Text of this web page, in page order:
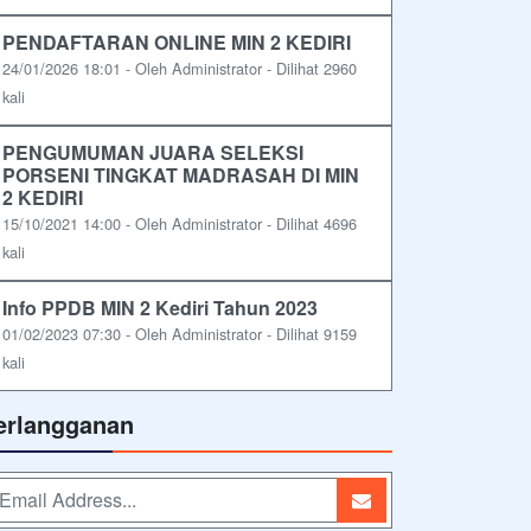
PENDAFTARAN ONLINE MIN 2 KEDIRI
24/01/2026 18:01 - Oleh Administrator - Dilihat 2960
kali
PENGUMUMAN JUARA SELEKSI
PORSENI TINGKAT MADRASAH DI MIN
2 KEDIRI
15/10/2021 14:00 - Oleh Administrator - Dilihat 4696
kali
Info PPDB MIN 2 Kediri Tahun 2023
01/02/2023 07:30 - Oleh Administrator - Dilihat 9159
kali